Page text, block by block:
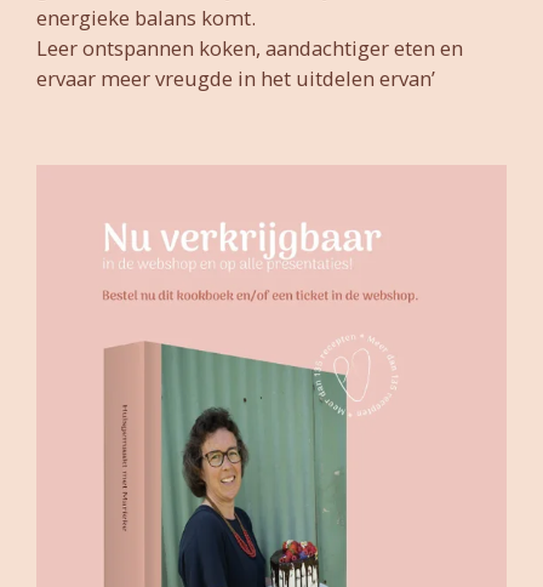
energieke balans komt.
Leer ontspannen koken, aandachtiger eten en
ervaar meer vreugde in het uitdelen ervan’